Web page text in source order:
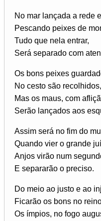
No mar lançada a rede
Pescando peixes de
Tudo que nela entrar,
Será separado com
Os bons peixes
No cesto são recolhidos,
Mas os maus, com
Serão lançados aos
Assim será no fim do
Quando vier o grande
Anjos virão num
E separarão o preciso.
Do meio ao justo e ao
Ficarão os bons no
Os ímpios, no fogo